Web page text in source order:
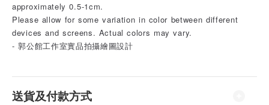
approximately 0.5-1cm.
Please allow for some variation in color between different
devices and screens. Actual colors may vary.
- 郭公館工作室實品拍攝繪圖設計
送貨及付款方式